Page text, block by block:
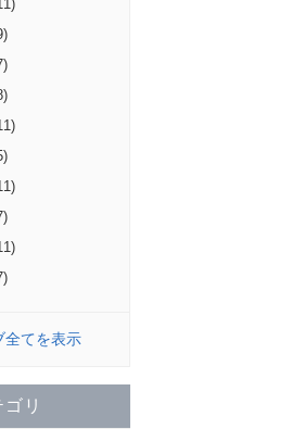
全てを表示
ゴリ